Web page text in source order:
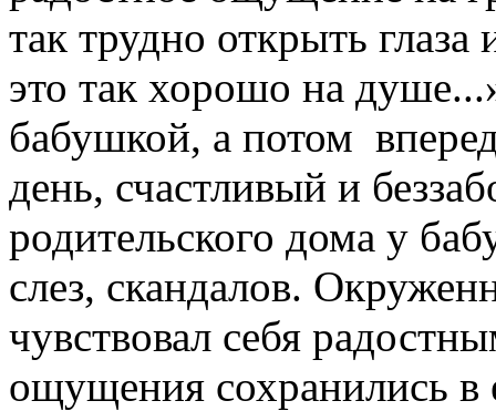
так трудно открыть
это так хорошо на
бабушкой, а потом
день, счастливый и
родительского дома у
слез, скандалов.
чувствовал себя
ощущения сохранились